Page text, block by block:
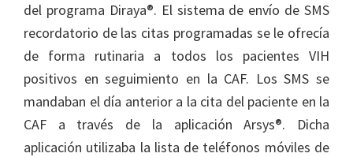
del programa Diraya®. El sistema de envío de SMS
recordatorio de las citas programadas se le ofrecía
de forma rutinaria a todos los pacientes VIH
positivos en seguimiento en la CAF. Los SMS se
mandaban el día anterior a la cita del paciente en la
CAF a través de la aplicación Arsys®. Dicha
aplicación utilizaba la lista de teléfonos móviles de